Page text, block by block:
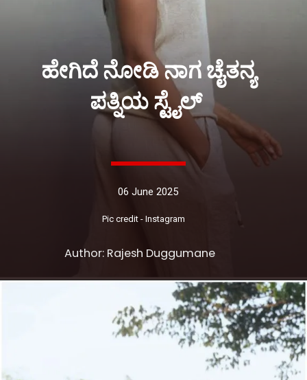
Pic credit - Instagram
Author: Rajesh Duggumane
06 June 2025
ಹೇಗಿದೆ ನೋಡಿ ನಾಗ ಚೈತನ್ಯ
ಪತ್ನಿಯ ಸ್ಟೈಲ್